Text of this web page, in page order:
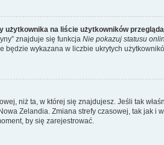
użytkownika na liście użytkowników
znajduje się funkcja Nie pokazuj statusu
będzie wykazana w liczbie ukrytych
niż ta, w której się znajdujesz. Jeśli tak
Zelandia. Zmiana strefy czasowej, tak jak
by się zarejestrować.